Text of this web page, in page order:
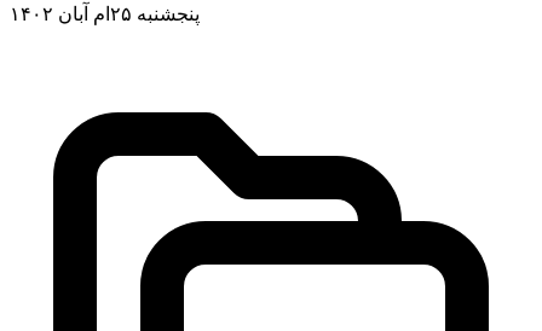
پنجشنبه ۲۵ام آبان ۱۴۰۲